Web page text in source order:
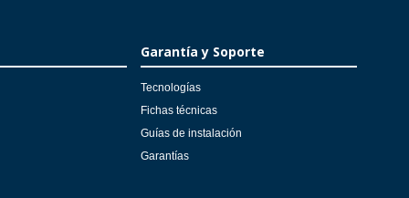
Garantía y Soporte
Tecnologías
Fichas técnicas
Guías de instalación
Garantías